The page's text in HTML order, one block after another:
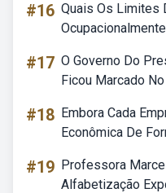
#16 Quais Os Limites
#17 O Governo Do
Ficou Marcado
#18 Embora Cada
Econômica De
#19 Professora
Alfabetização